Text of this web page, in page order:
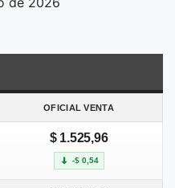
OFICIAL VENTA
$ 1.525,96
-$ 0,54